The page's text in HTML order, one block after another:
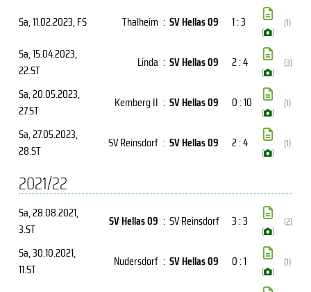
Sa, 11.02.2023, FS Thalheim : SV Hellas 09 1 : 3
( )
(1)
Sa, 15.04.2023,
22.ST
Linda : SV Hellas 09 2 : 4
( )
(3)
Sa, 20.05.2023,
27.ST
Kemberg II : SV Hellas 09 0 : 10
( )
(1)
Sa, 27.05.2023,
28.ST
SV Reinsdorf : SV Hellas 09 2 : 4
( )
(1)
2021/22
Sa, 28.08.2021,
3.ST
SV Hellas 09 : SV Reinsdorf 3 : 3
( )
(2)
Sa, 30.10.2021,
11.ST
Nudersdorf : SV Hellas 09 0 : 1
( )
(1)